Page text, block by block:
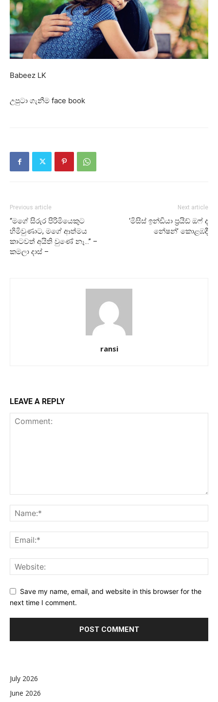
Babeez LK
උපුටා ගැනීම face book
Previous article
“මගේ සිරුර පිරිමියෙකුට
හිමිවුණාට, මගේ ආත්මය
කාටවත් අයිති වුණේ නෑ…” –
කමලා දාස් –
Next article
‘මිසිස් ඉන්ඩියා ප්‍රයිඩ් ඔෆ් ද
නේෂන්’ කොළඹදී
ransi
LEAVE A REPLY
Save my name, email, and website in this browser for the
next time I comment.
July 2026
June 2026